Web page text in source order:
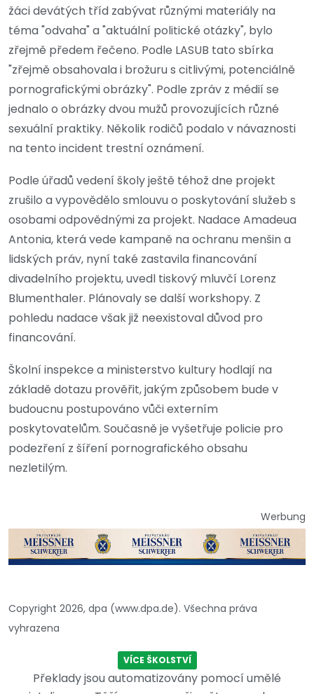
žáci devátých tříd zabývat různými materiály na
téma "odvaha" a "aktuální politické otázky", bylo
zřejmě předem řečeno. Podle LASUB tato sbírka
"zřejmě obsahovala i brožuru s citlivými, potenciálně
pornografickými obrázky". Podle zpráv z médií se
jednalo o obrázky dvou mužů provozujících různé
sexuální praktiky. Několik rodičů podalo v návaznosti
na tento incident trestní oznámení.
Podle úřadů vedení školy ještě téhož dne projekt
zrušilo a vypovědělo smlouvu o poskytování služeb s
osobami odpovědnými za projekt. Nadace Amadeua
Antonia, která vede kampaně na ochranu menšin a
lidských práv, nyní také zastavila financování
divadelního projektu, uvedl tiskový mluvčí Lorenz
Blumenthaler. Plánovaly se další workshopy. Z
pohledu nadace však již neexistoval důvod pro
financování.
Školní inspekce a ministerstvo kultury hodlají na
základě dotazu prověřit, jakým způsobem bude v
budoucnu postupováno vůči externím
poskytovatelům. Současně je vyšetřuje policie pro
podezření z šíření pornografického obsahu
nezletilým.
Werbung
Copyright 2026, dpa (www.dpa.de). Všechna práva
vyhrazena
VÍCE ŠKOLSTVÍ
Překlady jsou automatizovány pomocí umělé